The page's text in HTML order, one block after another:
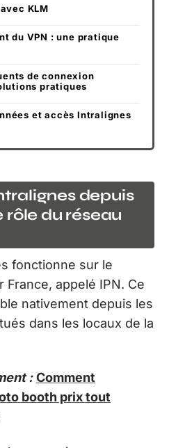
KLM
du VPN : une pratique
de connexion
pratiques
et accès Intralignes
depuis
rôle du réseau
fonctionne sur le
France, appelé IPN. Ce
nativement depuis les
dans les locaux de la
: Comment
booth prix tout